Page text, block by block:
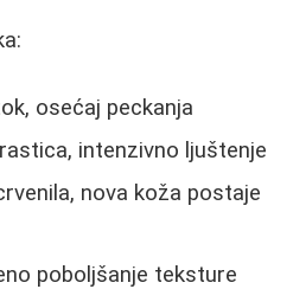
osećaj peckanja
intenzivno ljuštenje
nova koža postaje
poboljšanje teksture